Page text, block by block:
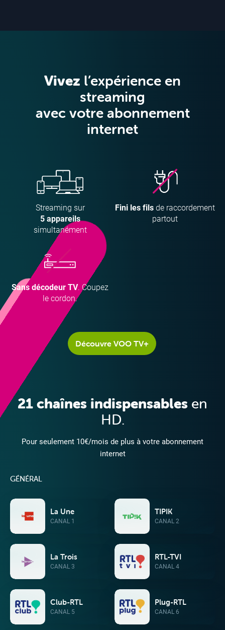
Packs
Mobile
Vivez l’expérience en
streaming
avec votre abonnement
internet
Streaming sur
5 appareils
simultanément
Fini les filsde raccordement
partout
Sans décodeur TV. Coupez
le cordon.
Découvre VOO TV+
21 chaînes indispensables en
HD.
Pour seulement 10€/mois de plus à votre abonnement
internet
GÉNÉRAL
La Une
CANAL 1
TIPIK
CANAL 2
La Trois
CANAL 3
RTL-TVI
CANAL 4
Club-RTL
CANAL 5
Plug-RTL
CANAL 6